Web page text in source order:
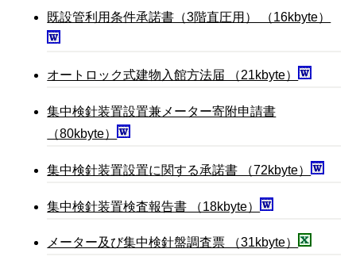
既設管利用条件承諾書（3階直圧用） （16kbyte）
オートロック式建物入館方法届 （21kbyte）
集中検針装置設置兼メーター寄附申請書
（80kbyte）
集中検針装置設置に関する承諾書 （72kbyte）
集中検針装置検査報告書 （18kbyte）
メーター及び集中検針盤調査票 （31kbyte）